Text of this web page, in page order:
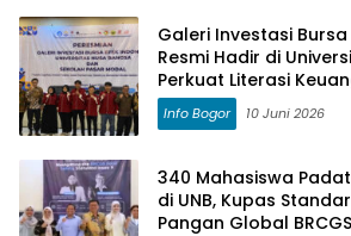
Galeri Investasi
Resmi Hadir di
Perkuat Literasi
Info Bogor 10 Juni 2026
340 Mahasiswa
di UNB, Kupas
Pangan Global